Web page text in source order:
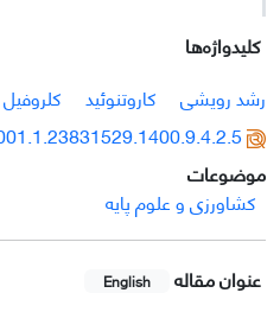
کلیدواژه‌ها
رشد رویشی
کاروتنوئید کلروفیل
موضوعات
کشاورزی و علوم پایه
عنوان مقاله English